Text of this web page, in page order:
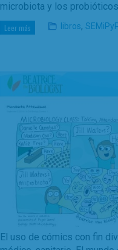
microbiota y los
Leer más libros,
El uso de cómics con fin